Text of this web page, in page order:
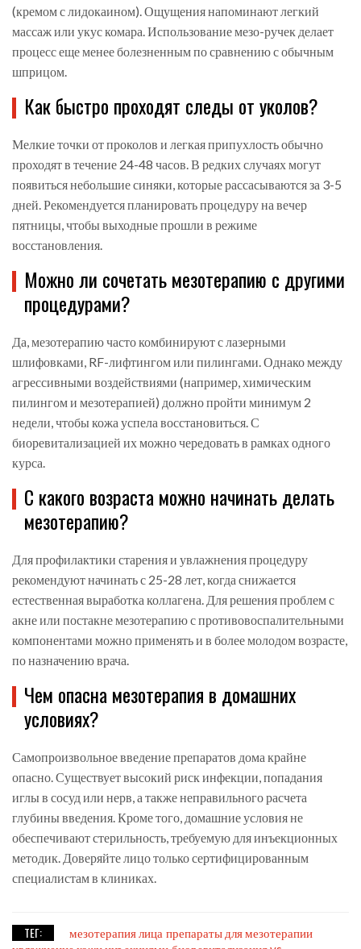
(кремом с лидокаином). Ощущения напоминают легкий
массаж или укус комара. Использование мезо-ручек делает
процесс еще менее болезненным по сравнению с обычным
шприцом.
Как быстро проходят следы от уколов?
Мелкие точки от проколов и легкая припухлость обычно
проходят в течение 24-48 часов. В редких случаях могут
появиться небольшие синяки, которые рассасываются за 3-5
дней. Рекомендуется планировать процедуру на вечер
пятницы, чтобы выходные прошли в режиме
восстановления.
Можно ли сочетать мезотерапию с другими
процедурами?
Да, мезотерапию часто комбинируют с лазерными
шлифовками, RF-лифтингом или пилингами. Однако между
агрессивными воздействиями (например, химическим
пилингом и мезотерапией) должно пройти минимум 2
недели, чтобы кожа успела восстановиться. С
биоревитализацией их можно чередовать в рамках одного
курса.
С какого возраста можно начинать делать
мезотерапию?
Для профилактики старения и увлажнения процедуру
рекомендуют начинать с 25-28 лет, когда снижается
естественная выработка коллагена. Для решения проблем с
акне или постакне мезотерапию с противовоспалительными
компонентами можно применять и в более молодом возрасте,
по назначению врача.
Чем опасна мезотерапия в домашних
условиях?
Самопроизвольное введение препаратов дома крайне
опасно. Существует высокий риск инфекции, попадания
иглы в сосуд или нерв, а также неправильного расчета
глубины введения. Кроме того, домашние условия не
обеспечивают стерильность, требуемую для инъекционных
методик. Доверяйте лицо только сертифицированным
специалистам в клиниках.
ТЕГ: мезотерапия лица препараты для мезотерапии